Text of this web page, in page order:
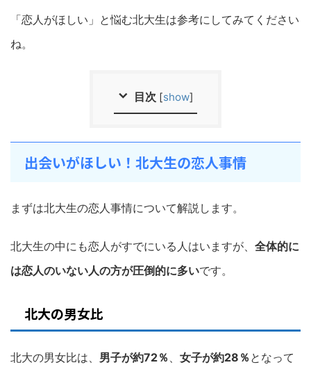
「恋人がほしい」と悩む北大生は参考にしてみてください
ね。
目次 [show]
出会いがほしい！北大生の恋人事情
まずは北大生の恋人事情について解説します。
北大生の中にも恋人がすでにいる人はいますが、 全体的に
は恋人のいない人の方が圧倒的に多いです。
北大の男女比
北大の男女比は、 男子が約72％ 、 女子が約28％ となって